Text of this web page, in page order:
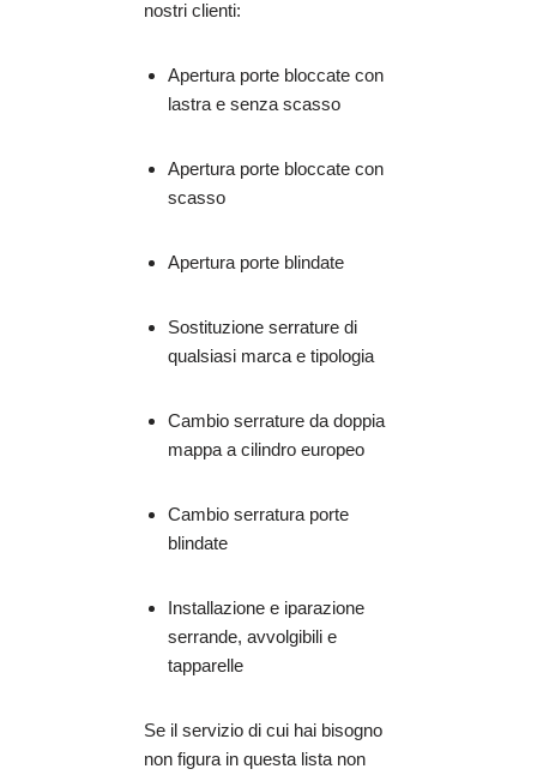
nostri clienti:
Apertura porte bloccate con
lastra e senza scasso
Apertura porte bloccate con
scasso
Apertura porte blindate
Sostituzione serrature di
qualsiasi marca e tipologia
Cambio serrature da doppia
mappa a cilindro europeo
Cambio serratura porte
blindate
Installazione e iparazione
serrande, avvolgibili e
tapparelle
Se il servizio di cui hai bisogno
non figura in questa lista non